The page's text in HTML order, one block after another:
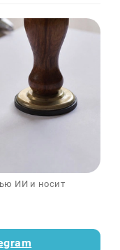
ИИ и носит